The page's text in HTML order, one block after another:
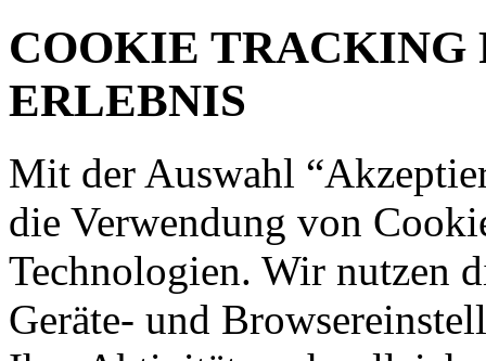
COOKIE TRACKING
ERLEBNIS
Mit der Auswahl
die Verwendung von
Technologien. Wir nutzen
Geräte- und